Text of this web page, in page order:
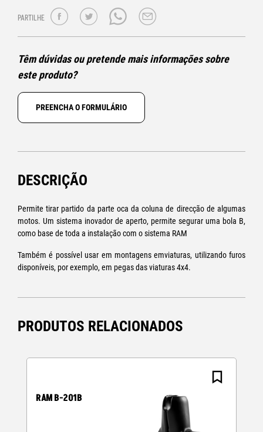
PARTILHE
Têm dúvidas ou pretende mais informações sobre
este produto?
PREENCHA O FORMULÁRIO
DESCRIÇÃO
Permite tirar partido da parte oca da coluna de direcção de algumas
motos. Um sistema inovador de aperto, permite segurar uma bola B,
como base de toda a instalação com o sistema RAM
Também é possível usar em montagens emviaturas, utilizando furos
disponíveis, por exemplo, em pegas das viaturas 4x4.
PRODUTOS RELACIONADOS
RAM B-201B